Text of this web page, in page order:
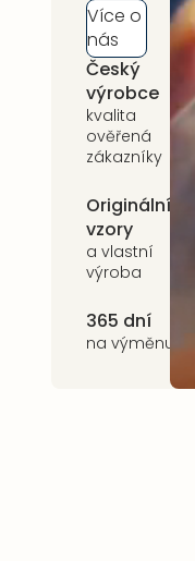
Více o
nás
Český
výrobce
kvalita
ověřená
zákazníky
Originální
vzory
a vlastní
výroba
365 dní
na výměnu